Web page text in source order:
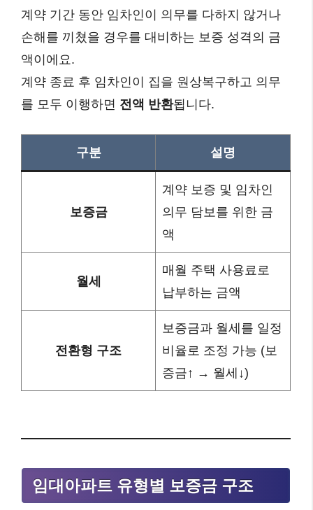
계약 기간 동안 임차인이 의무를 다하지 않거나
손해를 끼쳤을 경우를 대비하는 보증 성격의 금
액이에요.
계약 종료 후 임차인이 집을 원상복구하고 의무
를 모두 이행하면 전액 반환됩니다.
구분 설명
보증금
계약 보증 및 임차인
의무 담보를 위한 금
액
월세
매월 주택 사용료로
납부하는 금액
전환형 구조
보증금과 월세를 일정
비율로 조정 가능 (보
증금↑ → 월세↓)
임대아파트 유형별 보증금 구조